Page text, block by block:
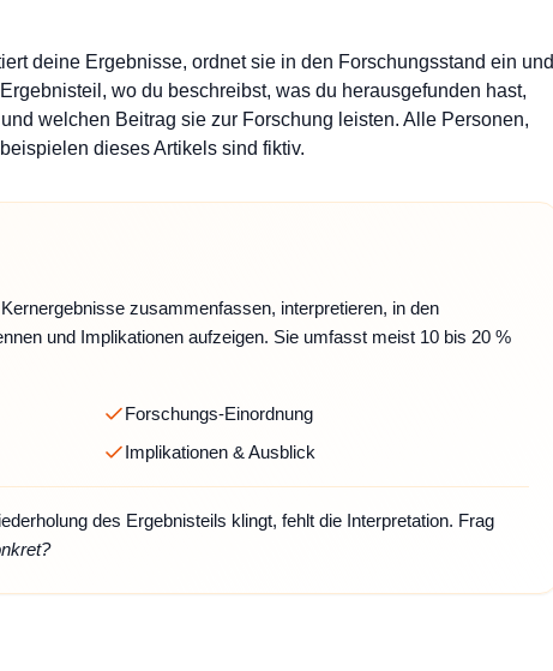
deine Ergebnisse, ordnet sie in den Forschungsstand ein und
wo du beschreibst, was du herausgefunden hast,
welchen Beitrag sie zur Forschung leisten. Alle Personen,
dieses Artikels sind fiktiv.
zusammenfassen, interpretieren, in den
und Implikationen aufzeigen. Sie umfasst meist 10 bis 20 %
Forschungs-Einordnung
Implikationen & Ausblick
des Ergebnisteils klingt, fehlt die Interpretation. Frag